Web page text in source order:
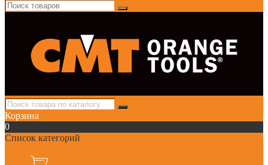
Корзина
0
Список категорий